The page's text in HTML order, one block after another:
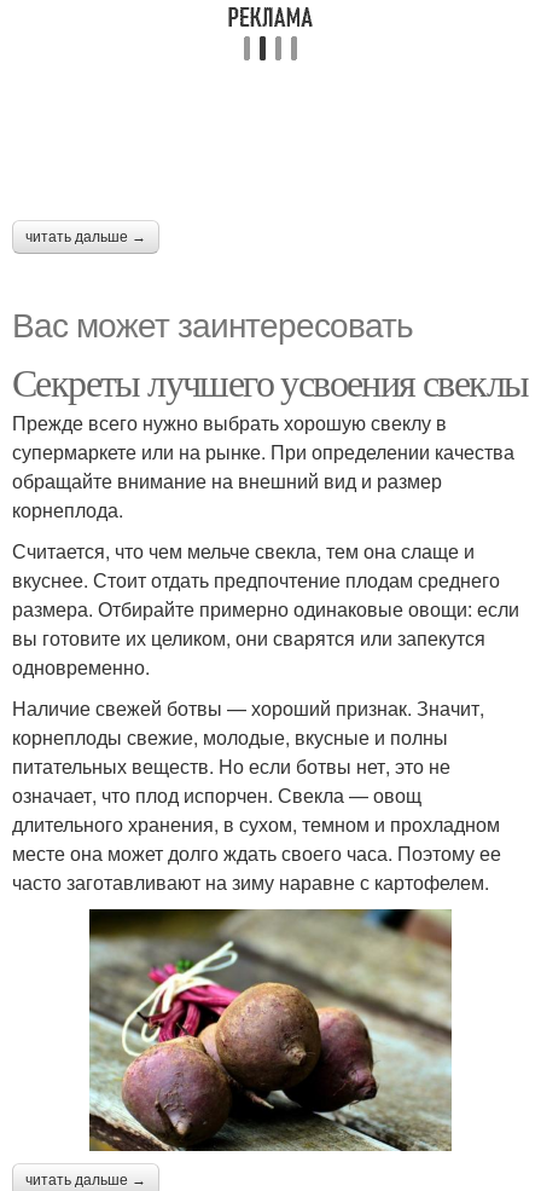
читать дальше →
Вас может заинтересовать
Секреты лучшего усвоения свеклы
Прежде всего нужно выбрать хорошую свеклу в
супермаркете или на рынке. При определении качества
обращайте внимание на внешний вид и размер
корнеплода.
Считается, что чем мельче свекла, тем она слаще и
вкуснее. Стоит отдать предпочтение плодам среднего
размера. Отбирайте примерно одинаковые овощи: если
вы готовите их целиком, они сварятся или запекутся
одновременно.
Наличие свежей ботвы — хороший признак. Значит,
корнеплоды свежие, молодые, вкусные и полны
питательных веществ. Но если ботвы нет, это не
означает, что плод испорчен. Свекла — овощ
длительного хранения, в сухом, темном и прохладном
месте она может долго ждать своего часа. Поэтому ее
часто заготавливают на зиму наравне с картофелем.
читать дальше →